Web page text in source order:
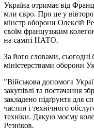
Україна отримає від
млн євро. Про це у
мінстр оборони Олексій
своїм французьким
на саміті НАТО.
За його словами, сьогодні
міністерствами оборони
"Військова допомога
закупівлі та постачання
закладено підґрунтя для
частин і технічного
техніки. Дякую моєму
Резніков.